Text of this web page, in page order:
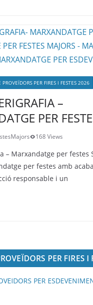
PROVEÏDORS PER FIRES I FESTES 2026
–
PER
168 Views
– Marxandatge per festes
per festes amb
responsable i un
PER FIRES I